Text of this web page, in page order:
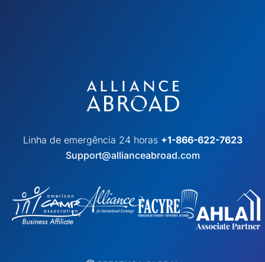
Linha de emergência 24 horas +1-866-622-7623
Support@allianceabroad.com